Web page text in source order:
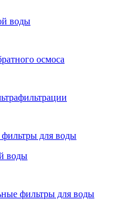
воды
осмоса
для воды
воды
фильтры для воды